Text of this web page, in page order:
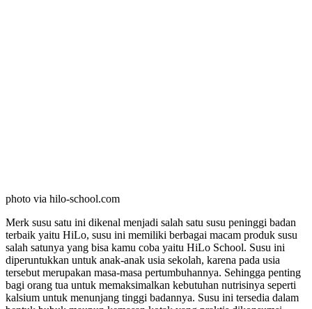
photo via hilo-school.com
Merk susu satu ini dikenal menjadi salah satu susu peninggi badan
terbaik yaitu HiLo, susu ini memiliki berbagai macam produk susu
salah satunya yang bisa kamu coba yaitu HiLo School. Susu ini
diperuntukkan untuk anak-anak usia sekolah, karena pada usia
tersebut merupakan masa-masa pertumbuhannya. Sehingga penting
bagi orang tua untuk memaksimalkan kebutuhan nutrisinya seperti
kalsium untuk menunjang tinggi badannya. Susu ini tersedia dalam